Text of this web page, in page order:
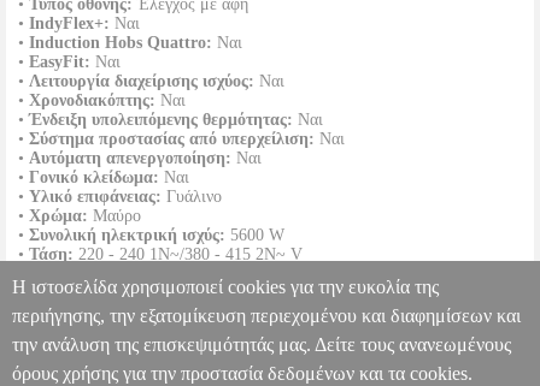
• Τύπος οθόνης: Έλεγχος με αφή
• IndyFlex+: Ναι
• Induction Hobs Quattro: Ναι
• EasyFit: Ναι
• Λειτουργία διαχείρισης ισχύος: Ναι
• Χρονοδιακόπτης: Ναι
•Ένδειξη υπολειπόμενης θερμότητας: Ναι
• Σύστημα προστασίας από υπερχείλιση: Ναι
• Αυτόματη απενεργοποίηση: Ναι
• Γονικό κλείδωμα: Ναι
• Υλικό επιφάνειας: Γυάλινο
• Χρώμα: Μαύρο
• Συνολική ηλεκτρική ισχύς: 5600 W
• Τάση: 220 - 240 1N~/380 - 415 2N~ V
• Βάρος:8.9 kg
•Εγγύηση: 2 χρόνια.
ΕΝΤΟΙΧΙΖΟΜΕΝΗ ΕΠΑΓΩΓΙΚΗ ΕΣΤΙΑ BEKO HII64401QT
HAP.710487 HAP.710487 BEKO BEKO ΕΣΤΙΕΣ Κατηγορία:
Η ιστοσελίδα χρησιμοποιεί cookies για την ευκολία της
περιήγησης, την εξατομίκευση περιεχομένου και διαφημίσεων και
την ανάλυση της επισκεψιμότητάς μας. Δείτε τους ανανεωμένους
όρους χρήσης για την προστασία δεδομένων και τα cookies.